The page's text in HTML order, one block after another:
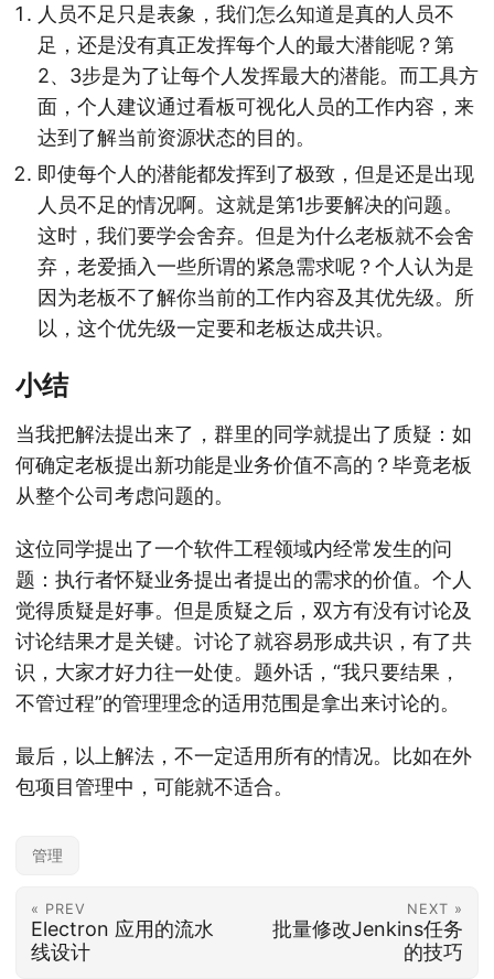
人员不足只是表象，我们怎么知道是真的人员不
足，还是没有真正发挥每个人的最大潜能呢？第
2、3步是为了让每个人发挥最大的潜能。而工具方
面，个人建议通过看板可视化人员的工作内容，来
达到了解当前资源状态的目的。
即使每个人的潜能都发挥到了极致，但是还是出现
人员不足的情况啊。这就是第1步要解决的问题。
这时，我们要学会舍弃。但是为什么老板就不会舍
弃，老爱插入一些所谓的紧急需求呢？个人认为是
因为老板不了解你当前的工作内容及其优先级。所
以，这个优先级一定要和老板达成共识。
小结
当我把解法提出来了，群里的同学就提出了质疑：如
何确定老板提出新功能是业务价值不高的？毕竟老板
从整个公司考虑问题的。
这位同学提出了一个软件工程领域内经常发生的问
题：执行者怀疑业务提出者提出的需求的价值。个人
觉得质疑是好事。但是质疑之后，双方有没有讨论及
讨论结果才是关键。讨论了就容易形成共识，有了共
识，大家才好力往一处使。题外话，“我只要结果，
不管过程”的管理理念的适用范围是拿出来讨论的。
最后，以上解法，不一定适用所有的情况。比如在外
包项目管理中，可能就不适合。
管理
« PREV
Electron 应用的流水
线设计
NEXT »
批量修改Jenkins任务
的技巧